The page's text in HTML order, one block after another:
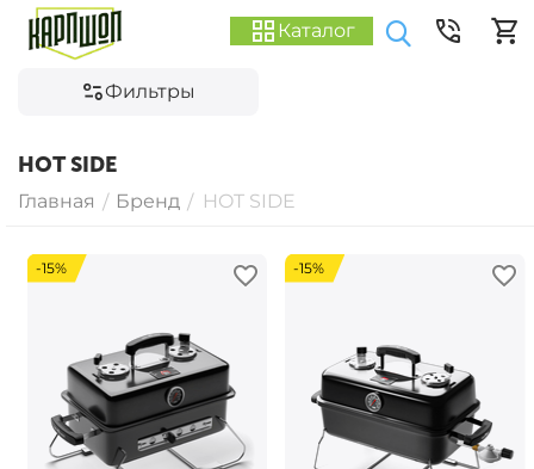
Каталог
Фильтры
HOT SIDE
Главная / Бренд / HOT SIDE
-15% -15%